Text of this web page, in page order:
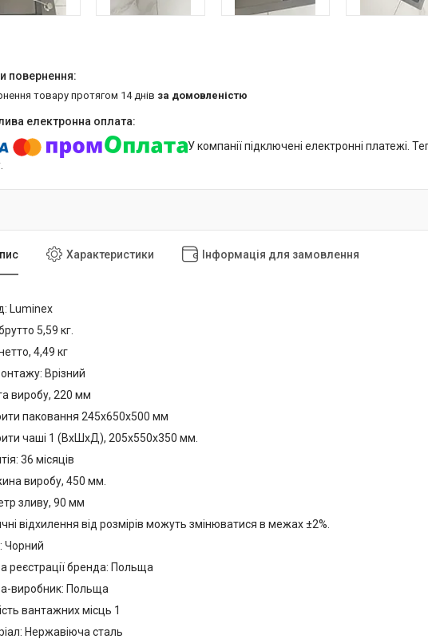
товару протягом 14 днів за домовленістю
У компанії підключені електронні
Характеристики Інформація для замовлення
Luminex
5,59 кг.
4,49 кг
Врізний
виробу, 220 мм
паковання 245х650х500 мм
чаші 1 (ВхШхД), 205х550х350 мм.
36 місяців
виробу, 450 мм.
зливу, 90 мм
відхилення від розмірів можуть змінюватися в межах ±2%.
Чорний
реєстрації бренда: Польща
виробник: Польща
вантажних місць 1
Нержавіюча сталь